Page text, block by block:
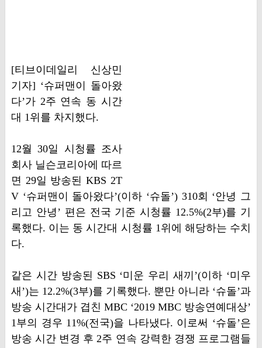
[티브이데일리 신상민
기자] ‘슈퍼맨이 돌아왔
다’가 2주 연속 동 시간
대 1위를 차지했다.
12월 30일 시청률 조사
회사 닐슨코리아에 따르
면 29일 방송된 KBS 2T
V ‘슈퍼맨이 돌아왔다’(이하 ‘슈돌’) 310회 ‘안녕 그
리고 안녕’ 편은 전국 기준 시청률 12.5%(2부)를 기
록했다. 이는 동 시간대 시청률 1위에 해당하는 수치
다.
같은 시간 방송된 SBS ‘미운 우리 새끼’(이하 ‘미우
새’)는 12.2%(3부)를 기록했다. 뿐만 아니라 ‘슈돌’과
방송 시간대가 겹친 MBC ‘2019 MBC 방송연예대상’
1부의 경우 11%(전국)을 나타냈다. 이로써 ‘슈돌’은
방송 시간 변경 후 2주 연속 강력한 경쟁 프로그램들